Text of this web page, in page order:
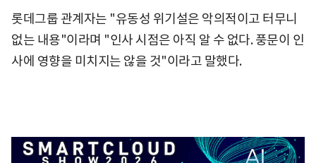
롯데그룹 관계자는 "유동성 위기설은 악의적이고 터무니
없는 내용"이라며 "인사 시점은 아직 알 수 없다. 풍문이 인
사에 영향을 미치지는 않을 것"이라고 말했다.